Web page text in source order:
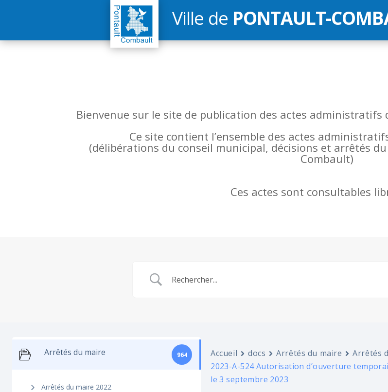
Ville de PONTAULT-
Bienvenue sur le site de publication des actes
Ce site contient l’ensemble des actes
(délibérations du conseil municipal, décisions et arrêtés
Combault)
Ces actes sont consultables
Arrêtés du maire 964
Arrêtés du maire 2022
Accueil docs Arrêtés du maire
Arrêtés
2023-A-524 Autorisation d’ouverture
le 3 septembre 2023